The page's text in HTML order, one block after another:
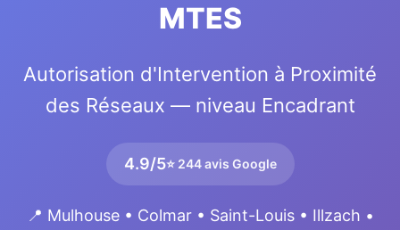
MTES
Autorisation d'Intervention à Proximité
des Réseaux — niveau Encadrant
4.9/5⭐ 244 avis Google
📍 Mulhouse • Colmar • Saint-Louis • Illzach •